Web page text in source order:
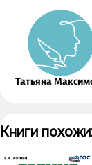
Татьяна
Книги